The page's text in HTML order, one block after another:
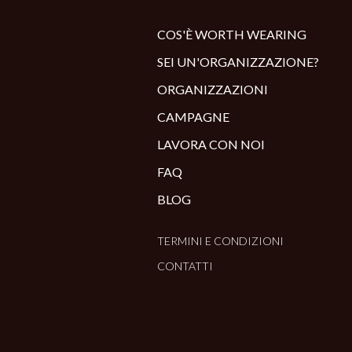
COS'È WORTH WEARING
SEI UN'ORGANIZZAZIONE?
ORGANIZZAZIONI
CAMPAGNE
LAVORA CON NOI
FAQ
BLOG
TERMINI E CONDIZIONI
CONTATTI